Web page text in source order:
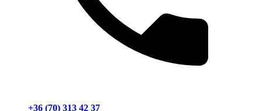
+36 (70) 313 42 37